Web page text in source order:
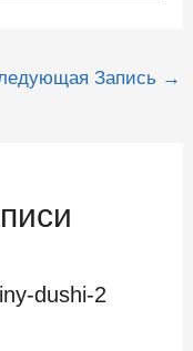
Запись →
dushi-2